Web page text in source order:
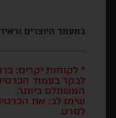
במעמד היוצרים
* לקוחות יקרים:
לבקר בעמוד
המשתלם ביותר.
שימו לב: את
לסרט.